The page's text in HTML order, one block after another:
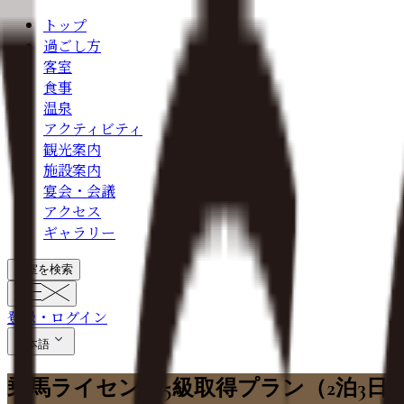
トップ
過ごし方
客室
食事
温泉
アクティビティ
観光案内
施設案内
宴会・会議
アクセス
ギャラリー
空室を検索
登録・ログイン
日本語
乗馬ライセンス5級取得プラン（2泊3日